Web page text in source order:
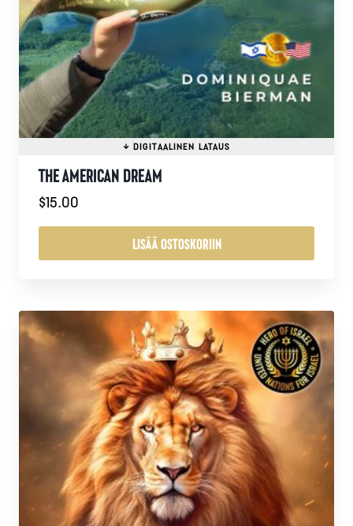
THE AMERICAN DREAM
$15.00
LISÄÄ OSTOSKORIIN